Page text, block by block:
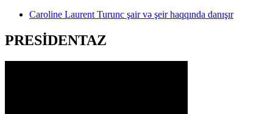
Caroline Laurent Turunc şair və şeir haqqında danışır
PRESİDENTAZ